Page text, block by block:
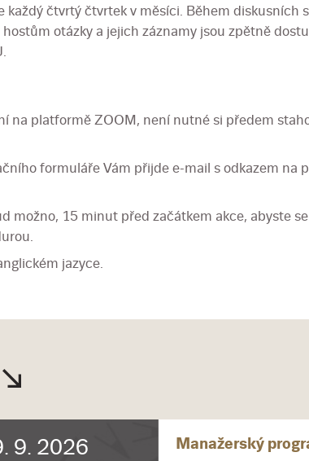
každý čtvrtý čtvrtek v měsíci. Během diskusních
otázky a jejich záznamy jsou zpětně
na platformě ZOOM, není nutné si předem
formuláře Vám přijde e-mail s odkazem na
možno, 15 minut před začátkem akce, abyste
jazyce.
9. 2026 Manažerský